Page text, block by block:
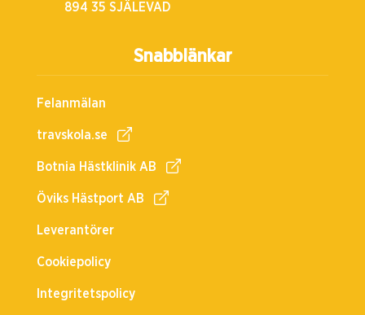
Snabblänkar
Felanmälan
travskola.se
Botnia Hästklinik AB
Öviks Hästport AB
Leverantörer
Cookiepolicy
Integritetspolicy
894 35 SJÄLEVAD